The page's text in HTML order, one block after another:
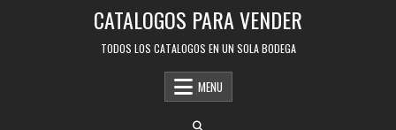
CATALOGOS PARA VENDER
TODOS LOS CATALOGOS EN UN SOLA BODEGA
MENU